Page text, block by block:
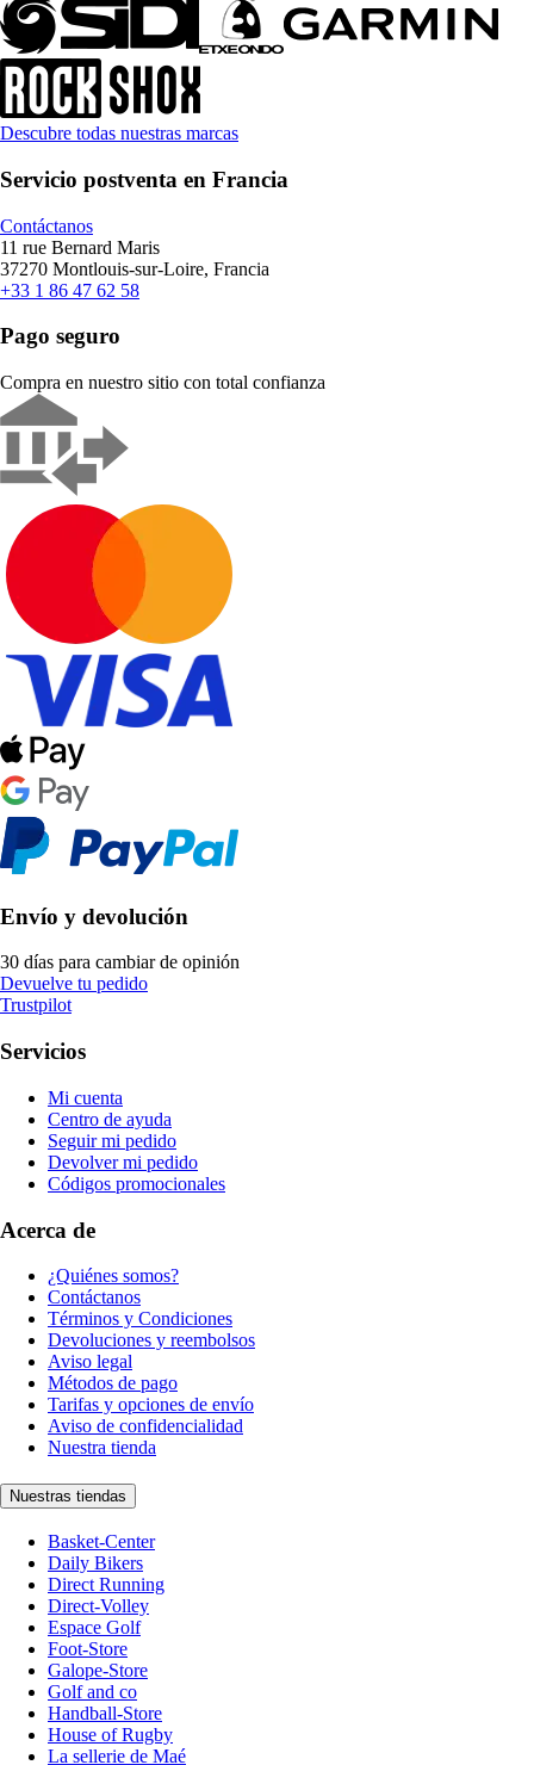
Descubre todas nuestras marcas
Servicio postventa en Francia
Contáctanos
11 rue Bernard Maris
37270 Montlouis-sur-Loire, Francia
+33 1 86 47 62 58
Pago seguro
Compra en nuestro sitio con total confianza
Envío y devolución
30 días para cambiar de opinión
Devuelve tu pedido
Trustpilot
Servicios
Mi cuenta
Centro de ayuda
Seguir mi pedido
Devolver mi pedido
Códigos promocionales
Acerca de
¿Quiénes somos?
Contáctanos
Términos y Condiciones
Devoluciones y reembolsos
Aviso legal
Métodos de pago
Tarifas y opciones de envío
Aviso de confidencialidad
Nuestra tienda
Nuestras tiendas
Basket-Center
Daily Bikers
Direct Running
Direct-Volley
Espace Golf
Foot-Store
Galope-Store
Golf and co
Handball-Store
House of Rugby
La sellerie de Maé